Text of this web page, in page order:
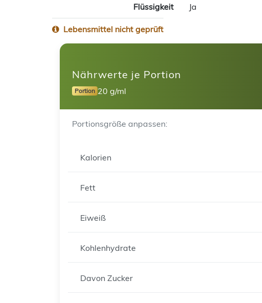
Flüssigkeit
Ja
Lebensmittel nicht geprüft
Nährwerte je Portion
Portion 20 g/ml
Portionsgröße anpassen:
Kalorien
Fett
Eiweiß
Kohlenhydrate
Davon Zucker